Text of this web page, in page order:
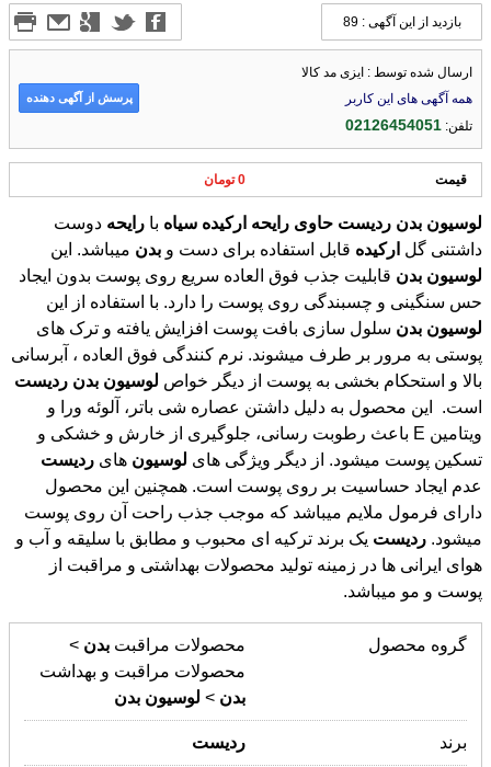
بازدید از این آگهی : 89
ارسال شده توسط : ایزی مد کالا
همه آگهی های این کاربر
تلفن:02126454051
پرسش از آگهی دهنده
قیمت 0 تومان
لوسیون بدن ردیست حاوی رایحه ارکیده سیاه با رایحه دوست
داشتنی گل ارکیده قابل استفاده برای دست و بدن میباشد. این
لوسیون بدن قابلیت جذب فوق العاده سریع روی پوست بدون ایجاد
حس سنگینی و چسبندگی روی پوست را دارد. با استفاده از این
لوسیون بدن سلول سازی بافت پوست افزایش یافته و ترک های
پوستی به مرور بر طرف میشوند. نرم کنندگی فوق العاده ، آبرسانی
بالا و استحکام بخشی به پوست از دیگر خواص لوسیون بدن ردیست
است. این محصول به دلیل داشتن عصاره شی باتر، آلوئه ورا و
ویتامین E باعث رطوبت رسانی، جلوگیری از خارش و خشکی و
تسکین پوست میشود. از دیگر ویژگی های لوسیون های ردیست
عدم ایجاد حساسیت بر روی پوست است. همچنین این محصول
دارای فرمول ملایم میباشد که موجب جذب راحت آن روی پوست
میشود. ردیست یک برند ترکیه ای محبوب و مطابق با سلیقه و آب و
هوای ایرانی ها در زمینه تولید محصولات بهداشتی و مراقبت از
پوست و مو میباشد.
گروه محصول محصولات مراقبت بدن >
محصولات مراقبت و بهداشت
بدن > لوسیون بدن
برند ردیست